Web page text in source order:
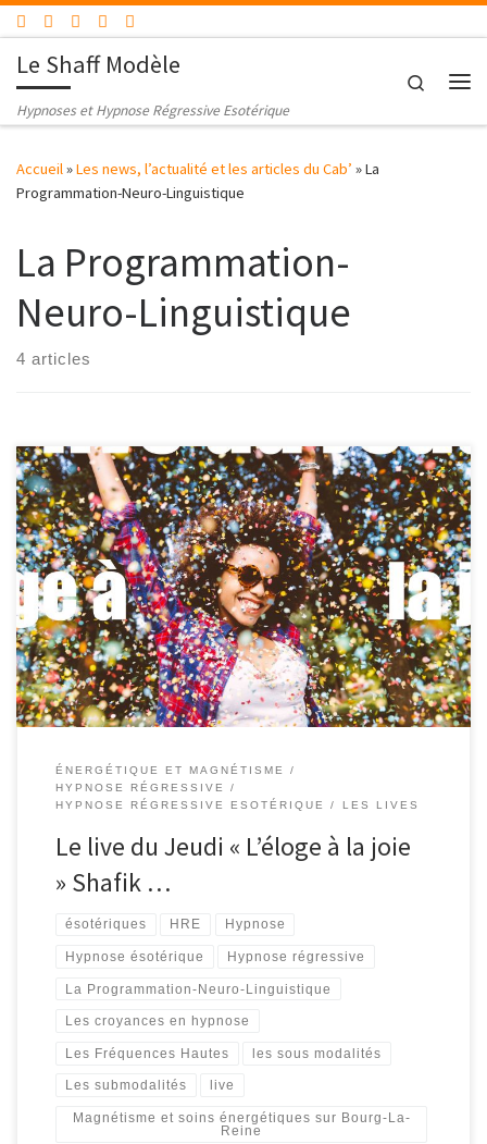
Passer au contenu
Le Shaff Modèle
Hypnoses et Hypnose Régressive Esotérique
Search
Accueil»Les news, l’actualité et les articles du Cab’ »La
Programmation-Neuro-Linguistique
La Programmation-
Neuro-Linguistique
4 articles
007 – Le live de la semaine 29/11/2024 « L’éloge à la joie » Shafik
Ben Amar Hypnose Régressive La joie, cette émotion qui fait du
bien, qui fait que l’on fait les choses avec plaisir et enthousiasme
dans la physicalité. Elle nous rend fort dans un domaine, vous vous
[…]
ÉNERGÉTIQUE ET MAGNÉTISME
HYPNOSE RÉGRESSIVE
HYPNOSE RÉGRESSIVE ESOTÉRIQUE
LES LIVES
Le live du Jeudi « L’éloge à la joie
» Shafik …
ésotériques HRE Hypnose
Hypnose ésotérique Hypnose régressive
La Programmation-Neuro-Linguistique
Les croyances en hypnose
Les Fréquences Hautes les sous modalités
Les submodalités live
Magnétisme et soins énergétiques sur Bourg-La-
Reine